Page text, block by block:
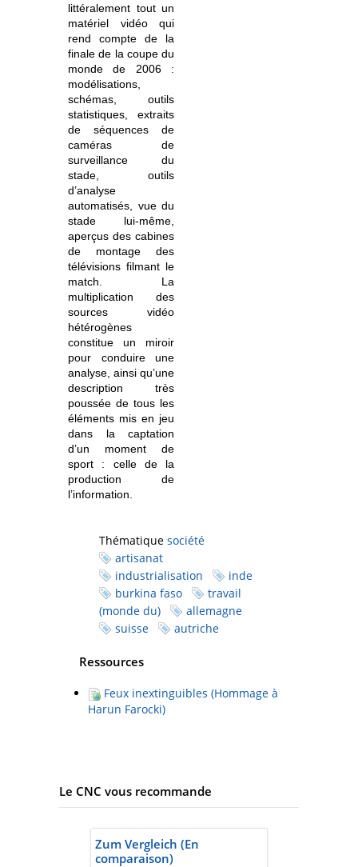
littéralement tout un
matériel vidéo qui
rend compte de la
finale de la coupe du
monde de 2006 :
modélisations,
schémas, outils
statistiques, extraits
de séquences de
caméras de
surveillance du
stade, outils
d’analyse
automatisés, vue du
stade lui-même,
aperçus des cabines
de montage des
télévisions filmant le
match. La
multiplication des
sources vidéo
hétérogènes
constitue un miroir
pour conduire une
analyse, ainsi qu’une
description très
poussée de tous les
éléments mis en jeu
dans la captation
d’un moment de
sport : celle de la
production de
l’information.
Thématique société
artisanat
industrialisation
inde
burkina faso
travail
(monde du)
allemagne
suisse
autriche
Ressources
Feux inextinguibles (Hommage à
Harun Farocki)
Le CNC vous recommande
Zum Vergleich (En
comparaison)